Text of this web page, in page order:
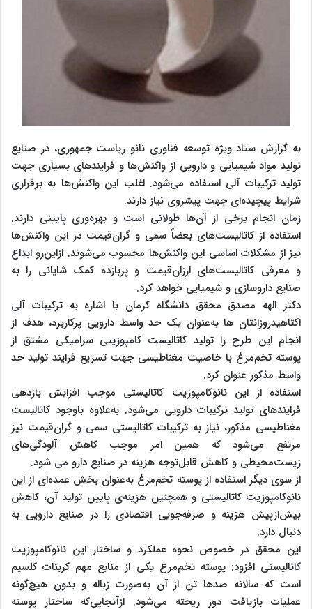
به گزارش ستاد ویژه توسعه فناوری نانو ریاست جمهوری، در صنایع
تولید مواد شیمیایی و دارویی از واکنش‌ها و فرایندهای بسیاری جهت
تولید ترکیبات آلی استفاده می‌شود. اغلب این واکنش‌ها به برقراری
شرایط پیچیده‌ای جهت پیشروی نیاز دارند.
زمان انجام برخی از آن‌ها طولانی است و بهره‌وری پایینی دارند.
استفاده از کاتالیست‌های بعضاً سمی و گران‌قیمت در این واکنش‌ها
نیز از مشکلات اساسی این واکنش‌ها محسوب می‌شوند. ازاین‌رو ابداع
و معرفی کاتالیست‌های ارزان‌قیمت و پربازده کمک شایانی را به
صنایع داروسازی و شیمیایی خواهد کرد.
دکتر الهه مصدق محقق دانشگاه کرمان با اشاره به ترکیبات آلی
اکتاهیدروزانتان ها به‌عنوان یک حد واسط دارویی پرکاربرد، هدف از
انجام این طرح را تولید کاتالیست کامپوزیتی سرامیکی مشتق از
پوسته‌ تخم‌مرغ با خاصیت مغناطیسی جهت تسریع فرایند تولید حد
واسط مذکور عنوان کرد.
استفاده از این نانوکامپوزیت کاتالیستی موجب افزایش بازدهی
فرایندهای تولید ترکیبات دارویی می‌شود. به‌علاوه باوجود کاتالیست
مغناطیسی مذکور، نیاز به ترکیبات کاتالیستی سمی و گران‌قیمت نیز
مرتفع می‌شود که همین امر موجب کاهش آلودگی‌های
زیست‌محیطی و کاهش قابل‌توجه هزینه در صنایع دارو می شود.
از سوی دیگر استفاده از پوسته‌ تخم‌مرغ به‌عنوان بخش عمده‌ای از این
نانوکامپوزیت کاتالیستی و همچنین هزینه‌ی پایین تولید آن، کاهش
بیش‌ازپیش هزینه و صرفه‌جویی اقتصادی را در صنایع دارویی به
دنبال دارد.
این محقق در خصوص نحوه‌ عملکرد و ساختار این نانوکامپوزیت
کاتالیستی افزود: پوسته‌ تخم‌مرغ یکی از منابع مهم کربنات کلسیم
است که سالانه صدها تن از آن به‌صورت زباله و بدون هیچ‌گونه
عملیات بازیافت دور ریخته می‌شود. ازآنجایی‌که ساختار پوسته‌